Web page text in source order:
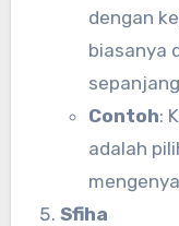
dengan
biasanya
Contoh:
adalah
Sfiha